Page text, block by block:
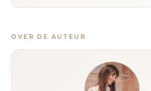
OVER DE AUTEUR